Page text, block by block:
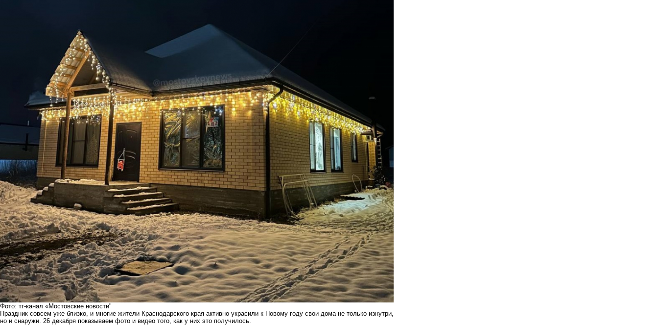
Фото: тг-канал «Мостовские новости"
Праздник совсем уже близко, и многие жители Краснодарского края активно украсили к Новому году свои дома не только изнутри,
но и снаружи. 26 декабря показываем фото и видео того, как у них это получилось.